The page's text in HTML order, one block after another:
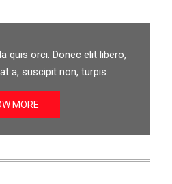
quis orci. Donec elit libero,
a, suscipit non, turpis.
MORE